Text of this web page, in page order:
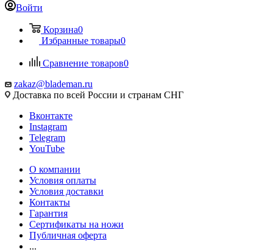
Войти
Корзина0
Избранные товары0
Сравнение товаров0
zakaz@blademan.ru
Доставка по всей России и странам СНГ
Вконтакте
Instagram
Telegram
YouTube
О компании
Условия оплаты
Условия доставки
Контакты
Гарантия
Сертификаты на ножи
Публичная оферта
...